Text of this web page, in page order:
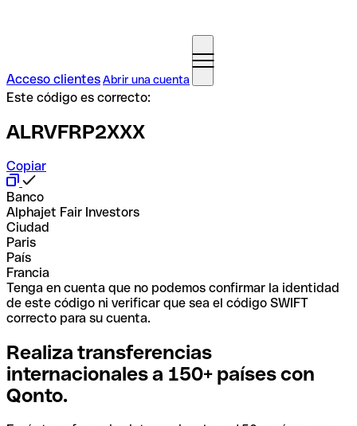
Acceso clientesAbrir una cuenta
Este código es correcto:
ALRVFRP2XXX
Copiar
Banco
Alphajet Fair Investors
Ciudad
Paris
País
Francia
Tenga en cuenta que no podemos confirmar la identidad
de este código ni verificar que sea el código SWIFT
correcto para su cuenta.
Realiza transferencias
internacionales a 150+ países con
Qonto.